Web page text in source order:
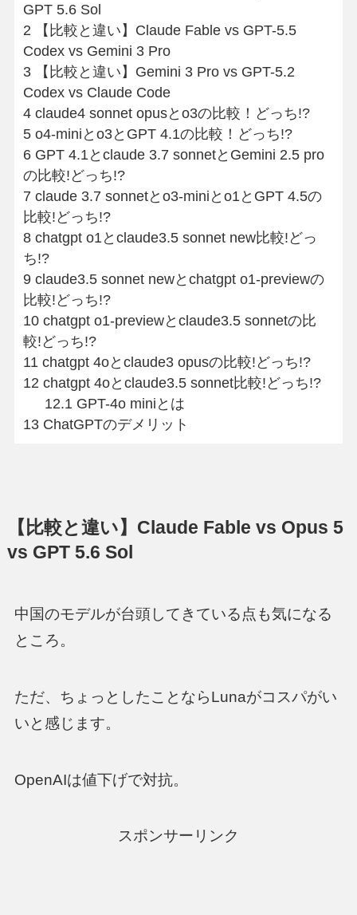
GPT 5.6 Sol
2 【比較と違い】Claude Fable vs GPT-5.5
Codex vs Gemini 3 Pro
3【比較と違い】Gemini 3 Pro vs GPT-5.2
Codex vs Claude Code
4claude4 sonnet opusとo3の比較！どっち!?
5o4-miniとo3とGPT 4.1の比較！どっち!?
6GPT 4.1とclaude 3.7 sonnetとGemini 2.5 pro
の比較!どっち!?
7 claude 3.7 sonnetとo3-miniとo1とGPT 4.5の
比較!どっち!?
8chatgpt o1とclaude3.5 sonnet new比較!どっ
ち!?
9claude3.5 sonnet newとchatgpt o1-previewの
比較!どっち!?
10chatgpt o1-previewとclaude3.5 sonnetの比
較!どっち!?
11 chatgpt 4oとclaude3 opusの比較!どっち!?
12 chatgpt 4oとclaude3.5 sonnet比較!どっち!?
12.1 GPT-4o miniとは
13ChatGPTのデメリット
【比較と違い】Claude Fable vs Opus 5
vs GPT 5.6 Sol
中国のモデルが台頭してきている点も気になる
ところ。
ただ、ちょっとしたことならLunaがコスパがい
いと感じます。
OpenAIは値下げで対抗。
スポンサーリンク